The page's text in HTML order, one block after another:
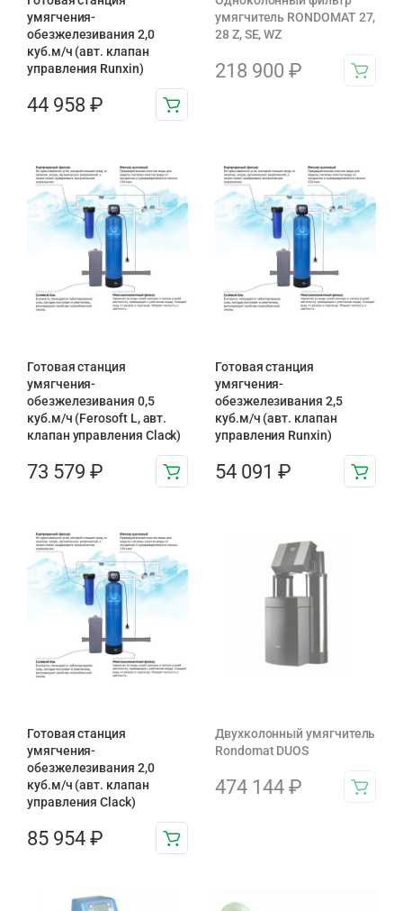
умягчения-
обезжелезивания 2,0
куб.м/ч (авт. клапан
управления Runxin)
44 958 ₽
умягчитель RONDOMAT 27,
28 Z, SE, WZ
218 900 ₽
Готовая станция
умягчения-
обезжелезивания 0,5
куб.м/ч (Ferosoft L, авт.
клапан управления Clack)
73 579 ₽
Готовая станция
умягчения-
обезжелезивания 2,5
куб.м/ч (авт. клапан
управления Runxin)
54 091 ₽
Готовая станция
умягчения-
обезжелезивания 2,0
куб.м/ч (авт. клапан
управления Clack)
85 954 ₽
Двухколонный умягчитель
Rondomat DUOS
474 144 ₽